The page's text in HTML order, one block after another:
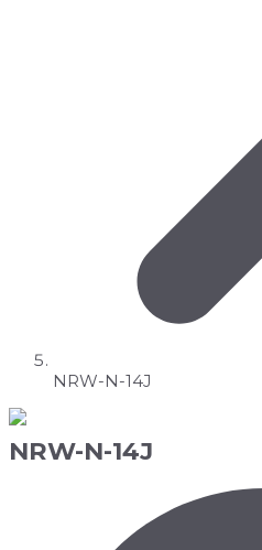
NRW-N-14J
NRW-N-14J